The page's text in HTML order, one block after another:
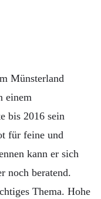
Münsterland
einem
bis 2016 sein
für feine und
kann er sich
noch beratend.
Thema. Hohe